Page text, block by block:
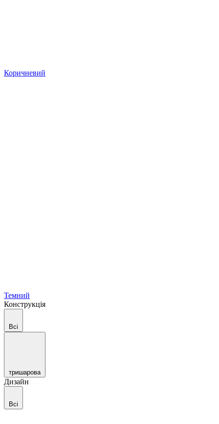
Коричневий
Темний
Конструкція
Всі
тришарова
Дизайн
Всі